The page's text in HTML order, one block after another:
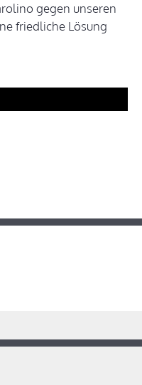
gegen unseren
friedliche Lösung